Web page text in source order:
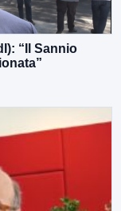
“Il Sannio